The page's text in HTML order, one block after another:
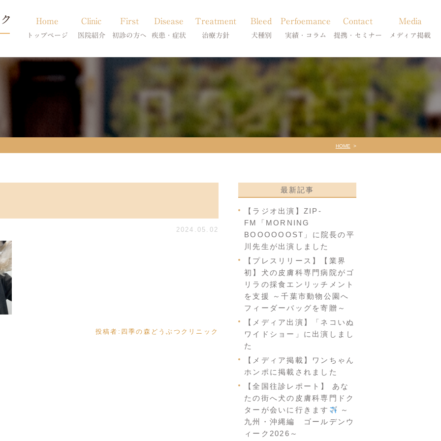
Home
トップページ
Clinic
医院紹介
当院のご紹介
First
初診の方へ
Disease
疾患・症状
アトピー・アレルギー
膿皮症・脂漏症
脱毛症・アロペシアX
Treatment
治療方針
皮膚科特別診療
スキンケア療法
Bleed
犬種別
柴犬の皮膚病
シーズーの皮膚病
フレンチブルドッグの皮膚病
Perfoemance
実績・コラム
犬種別
症状別
Contact
提携・セミナー
診療提携・セミナー開催
Media
メディア掲載
メディア掲載
HOME
2024.05.02
投稿者: 四季の森どうぶつクリニック
最新記事
【ラジオ出演】ZIP-
FM「MORNING
BOOOOOOST」に院長の平
川先生が出演しました
【プレスリリース】【業界
初】犬の皮膚科専門病院がゴ
リラの採食エンリッチメント
を支援 ～千葉市動物公園へ
フィーダーバッグを寄贈～
【メディア出演】「ネコいぬ
ワイドショー」に出演しまし
た
【メディア掲載】ワンちゃん
ホンポに掲載されました
【全国往診レポート】 あな
たの街へ犬の皮膚科専門ドク
ターが会いに行きます
～
九州・沖縄編 ゴールデンウ
ィーク2026～